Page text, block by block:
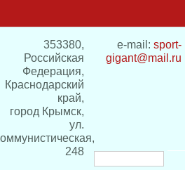
353380,
Российская
Федерация,
Краснодарский
край,
город Крымск,
ул.
248
e-mail: sport-
gigant@mail.ru